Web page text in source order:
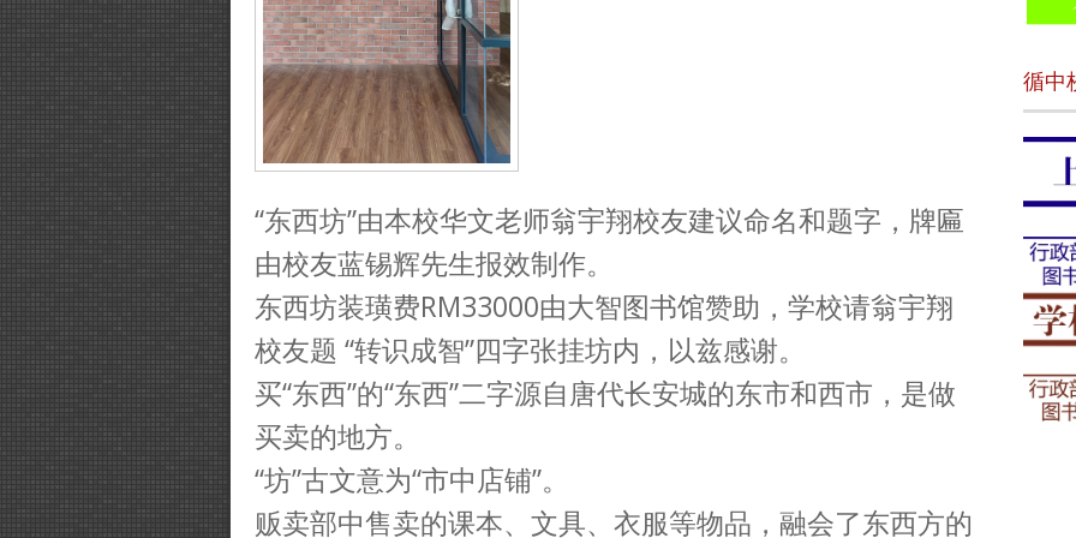
“东西坊”由本校华文老师翁宇翔校友建议命名和题字，牌匾
由校友蓝锡辉先生报效制作。
东西坊装璜费RM33000由大智图书馆赞助，学校请翁宇翔
校友题 “转识成智”四字张挂坊内，以兹感谢。
买“东西”的“东西”二字源自唐代长安城的东市和西市，是做
买卖的地方。
“坊”古文意为“市中店铺”。
贩卖部中售卖的课本、文具、衣服等物品，融会了东西方的
循中